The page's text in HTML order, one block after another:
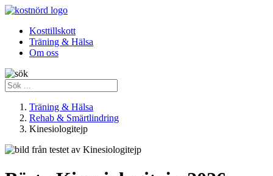
Kosttillskott
Träning & Hälsa
Om oss
Träning & Hälsa
Rehab & Smärtlindring
Kinesiologitejp